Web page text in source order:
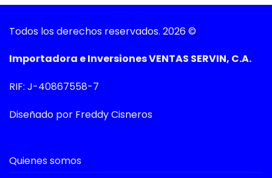
Todos los derechos reservados. 2026 ©
Importadora e Inversiones VENTAS SERVIN, C.A.
RIF: J-40867558-7
Diseñado por Freddy Cisneros
Quienes somos